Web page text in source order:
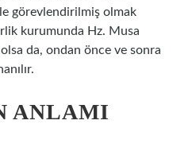
görevlendirilmiş olmak
kurumunda Hz. Musa
da, ondan önce ve sonra
ANLAMI